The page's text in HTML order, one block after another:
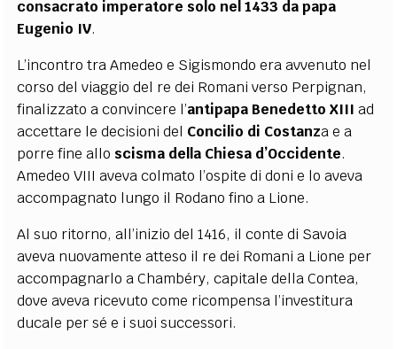
consacrato imperatore solo nel 1433 da papa
Eugenio IV.
L’incontro tra Amedeo e Sigismondo era avvenuto nel
corso del viaggio del re dei Romani verso Perpignan,
finalizzato a convincere l’antipapa Benedetto XIII ad
accettare le decisioni del Concilio di Costanzae a
porre fine allo scisma della Chiesa d’Occidente.
Amedeo VIII aveva colmato l’ospite di doni e lo aveva
accompagnato lungo il Rodano fino a Lione.
Al suo ritorno, all’inizio del 1416, il conte di Savoia
aveva nuovamente atteso il re dei Romani a Lione per
accompagnarlo a Chambéry, capitale della Contea,
dove aveva ricevuto come ricompensa l’investitura
ducale per sé e i suoi successori.